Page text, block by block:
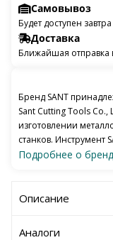
Самовывоз
Будет доступен завтра
Доставка
Ближайшая отправка
Бренд SANT
Sant Cutting Tools
изготовлении
станков. Инструмент
Подробнее о
Описание
Аналоги